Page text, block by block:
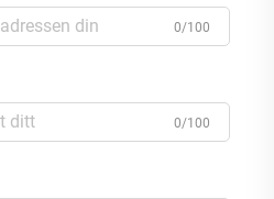
0/100
0/100